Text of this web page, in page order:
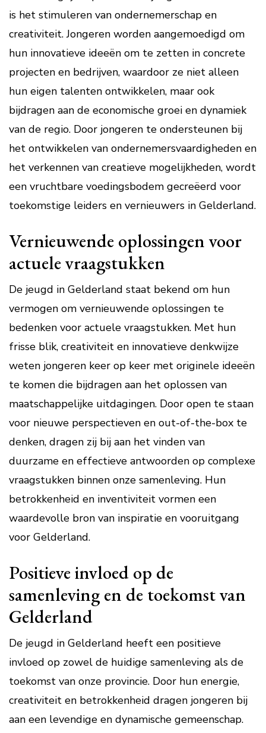
is het stimuleren van ondernemerschap en
creativiteit. Jongeren worden aangemoedigd om
hun innovatieve ideeën om te zetten in concrete
projecten en bedrijven, waardoor ze niet alleen
hun eigen talenten ontwikkelen, maar ook
bijdragen aan de economische groei en dynamiek
van de regio. Door jongeren te ondersteunen bij
het ontwikkelen van ondernemersvaardigheden en
het verkennen van creatieve mogelijkheden, wordt
een vruchtbare voedingsbodem gecreëerd voor
toekomstige leiders en vernieuwers in Gelderland.
Vernieuwende oplossingen voor
actuele vraagstukken
De jeugd in Gelderland staat bekend om hun
vermogen om vernieuwende oplossingen te
bedenken voor actuele vraagstukken. Met hun
frisse blik, creativiteit en innovatieve denkwijze
weten jongeren keer op keer met originele ideeën
te komen die bijdragen aan het oplossen van
maatschappelijke uitdagingen. Door open te staan
voor nieuwe perspectieven en out-of-the-box te
denken, dragen zij bij aan het vinden van
duurzame en effectieve antwoorden op complexe
vraagstukken binnen onze samenleving. Hun
betrokkenheid en inventiviteit vormen een
waardevolle bron van inspiratie en vooruitgang
voor Gelderland.
Positieve invloed op de
samenleving en de toekomst van
Gelderland
De jeugd in Gelderland heeft een positieve
invloed op zowel de huidige samenleving als de
toekomst van onze provincie. Door hun energie,
creativiteit en betrokkenheid dragen jongeren bij
aan een levendige en dynamische gemeenschap.